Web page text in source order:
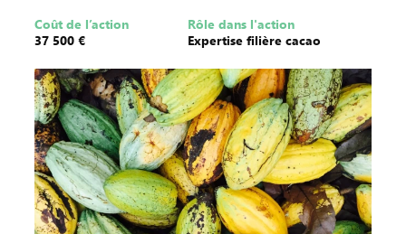
Coût de l’action
37 500 €
Rôle dans l'action
Expertise filière cacao